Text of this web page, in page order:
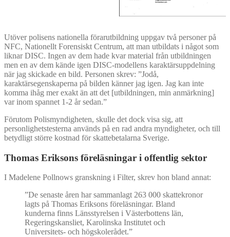
Utöver polisens nationella förarutbildning uppgav två personer på
NFC, Nationellt Forensiskt Centrum, att man utbildats i något som
liknar DISC. Ingen av dem hade kvar material från utbildningen
men en av dem kände igen DISC-modellens karaktärsuppdelning
när jag skickade en bild. Personen skrev: ”Jodå,
karaktärsegenskaperna på bilden känner jag igen. Jag kan inte
komma ihåg mer exakt än att det [utbildningen, min anmärkning]
var inom spannet 1-2 år sedan.”
Förutom Polismyndigheten, skulle det dock visa sig, att
personlighetstesterna används på en rad andra myndigheter, och till
betydligt större kostnad för skattebetalarna Sverige.
Thomas Eriksons föreläsningar i offentlig sektor
I Madelene Pollnows granskning i Filter, skrev hon bland annat:
”De senaste åren har sammanlagt 263 000 skattekronor
lagts på Thomas Eriksons föreläsningar. Bland
kunderna finns Länsstyrelsen i Västerbottens län,
Regeringskansliet, Karolinska Institutet och
Universitets- och högskolerådet.”